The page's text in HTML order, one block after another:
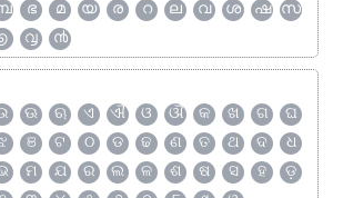
ഭ മ യ ര റ ല വ ശ ഷ
സ
൮ ൯
ଊ ଋ ଏ ଐ ଓ ଔ କ ଖ ଗ
ଘ
ଞ ଟ ଠ ଡ ଢ ଣ ତ ଥ ଦ
ଧ
ମ ଯ ର ଲ ଳ ଶ ଷ ସ ହ
ଡ଼